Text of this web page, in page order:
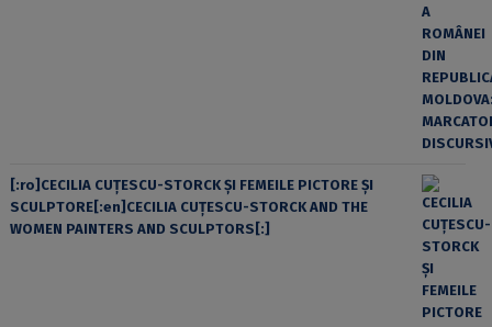
[:ro]CECILIA CUŢESCU-STORCK ŞI FEMEILE PICTORE ŞI
SCULPTORE[:en]CECILIA CUŢESCU-STORCK AND THE
WOMEN PAINTERS AND SCULPTORS[:]